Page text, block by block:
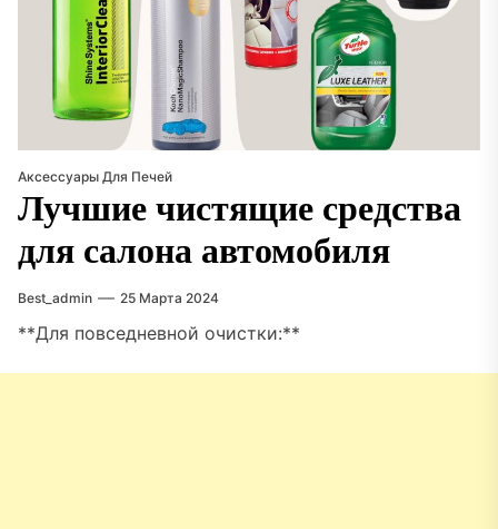
Аксессуары Для Печей
Лучшие чистящие средства
для салона автомобиля
Best_admin 25 Марта 2024
**Для повседневной очистки:**